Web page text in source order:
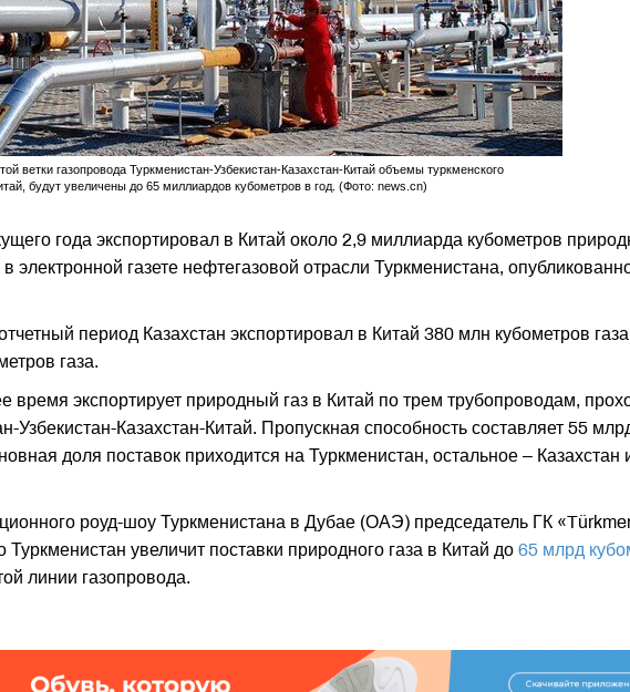
ветки газопровода Туркменистан-Узбекистан-Казахстан-Китай объемы туркменского
будут увеличены до 65 миллиардов кубометров в год. (Фото: news.cn)
года экспортировал в Китай около 2,9 миллиарда кубометров
электронной газете нефтегазовой отрасли Туркменистана,
период Казахстан экспортировал в Китай 380 млн кубометров
газа.
время экспортирует природный газ в Китай по трем трубопроводам,
Узбекистан-Казахстан-Китай. Пропускная способность составляет 55
доля поставок приходится на Туркменистан, остальное – Казахстан
роуд-шоу Туркменистана в Дубае (ОАЭ) председатель ГК
увеличит поставки природного газа в Китай до 65 млрд
линии газопровода.